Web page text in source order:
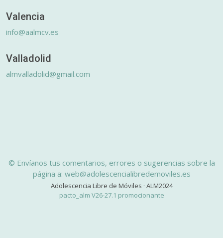
Valencia
info@aalmcv.es
Valladolid
almvalladolid@gmail.com
© Envíanos tus comentarios, errores o sugerencias sobre la
página a: web@adolescencialibredemoviles.es
Adolescencia Libre de Móviles · ALM2024
pacto_alm V26-27.1 promocionante